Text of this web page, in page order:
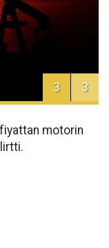
3 3
motorin